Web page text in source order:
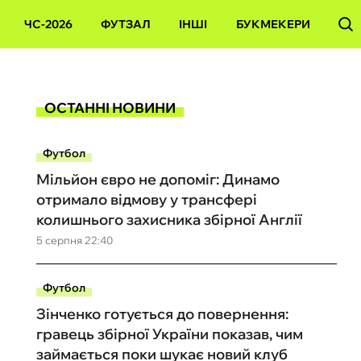
ЧС-2026 ФУТЗАЛ ІНШІ БУКМЕКЕРИ
ОСТАННІ НОВИНИ
Футбол
5 серпня 22:40
Мільйон євро не допоміг: Динамо
отримало відмову у трансфері
колишнього захисника збірної Англії
Футбол
Зінченко готується до повернення:
гравець збірної України показав, чим
займається поки шукає новий клуб